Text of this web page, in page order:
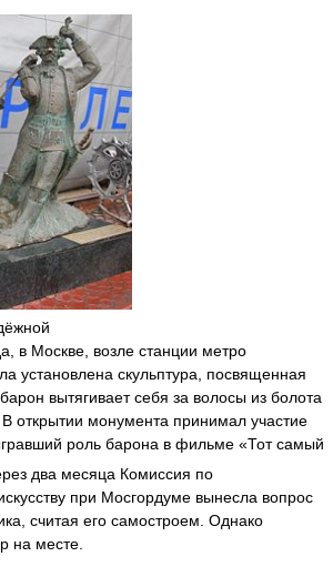
в Москве, возле станции метро
установлена скульптура, посвященная
вытягивает себя за волосы из болота
открытии монумента принимал участие
роль барона в фильме «Тот самый
два месяца Комиссия по
при Мосгордуме вынесла вопрос
считая его самостроем. Однако
на месте.